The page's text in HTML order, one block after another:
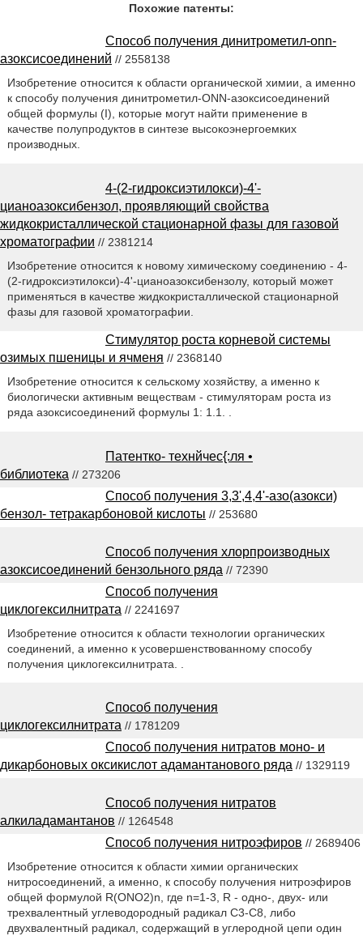
Похожие патенты:
Способ получения динитрометил-onn-
азоксисоединений // 2558138
Изобретение относится к области органической химии, а именно
к способу получения динитрометил-ONN-азоксисоединений
общей формулы (I), которые могут найти применение в
качестве полупродуктов в синтезе высокоэнергоемких
производных.
4-(2-гидроксиэтилокси)-4'-
цианоазоксибензол, проявляющий свойства
жидкокристаллической стационарной фазы для газовой
хроматографии // 2381214
Изобретение относится к новому химическому соединению - 4-
(2-гидроксиэтилокси)-4'-цианоазоксибензолу, который может
применяться в качестве жидкокристаллической стационарной
фазы для газовой хроматографии.
Стимулятор роста корневой системы
озимых пшеницы и ячменя // 2368140
Изобретение относится к сельскому хозяйству, а именно к
биологически активным веществам - стимуляторам роста из
ряда азоксисоединений формулы 1: 1.1. .
Патентко- технйчес{:ля •
библиотека // 273206
Способ получения 3,3',4,4'-азо(азокси)
бензол- тетракарбоновой кислоты // 253680
Способ получения хлорпроизводных
азоксисоединений бензольного ряда // 72390
Способ получения
циклогексилнитрата // 2241697
Изобретение относится к области технологии органических
соединений, а именно к усовершенствованному способу
получения циклогексилнитрата. .
Способ получения
циклогексилнитрата // 1781209
Способ получения нитратов моно- и
дикарбоновых оксикислот адамантанового ряда // 1329119
Способ получения нитратов
алкиладамантанов // 1264548
Способ получения нитроэфиров // 2689406
Изобретение относится к области химии органических
нитросоединений, а именно, к способу получения нитроэфиров
общей формулой R(ONO2)n, где n=1-3, R - одно-, двух- или
трехвалентный углеводородный радикал С3-C8, либо
двухвалентный радикал, содержащий в углеродной цепи один